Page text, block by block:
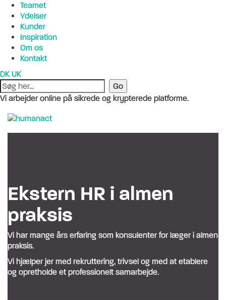
Teamet
Ydelser
Kunder
Inspiration
Om os
Kontakt
DK UK
Vi arbejder online på sikrede og krypterede platforme.
Ekstern HR i almen
praksis
Vi har mange års erfaring som konsulenter for læger i almen
praksis.
Vi hjælper jer med rekruttering, trivsel og med at etablere
og opretholde et professionelt samarbejde.